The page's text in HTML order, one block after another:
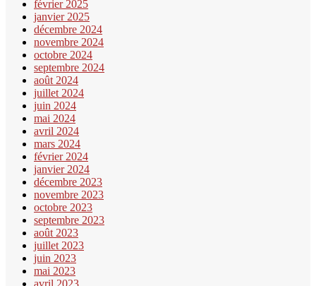
février 2025
janvier 2025
décembre 2024
novembre 2024
octobre 2024
septembre 2024
août 2024
juillet 2024
juin 2024
mai 2024
avril 2024
mars 2024
février 2024
janvier 2024
décembre 2023
novembre 2023
octobre 2023
septembre 2023
août 2023
juillet 2023
juin 2023
mai 2023